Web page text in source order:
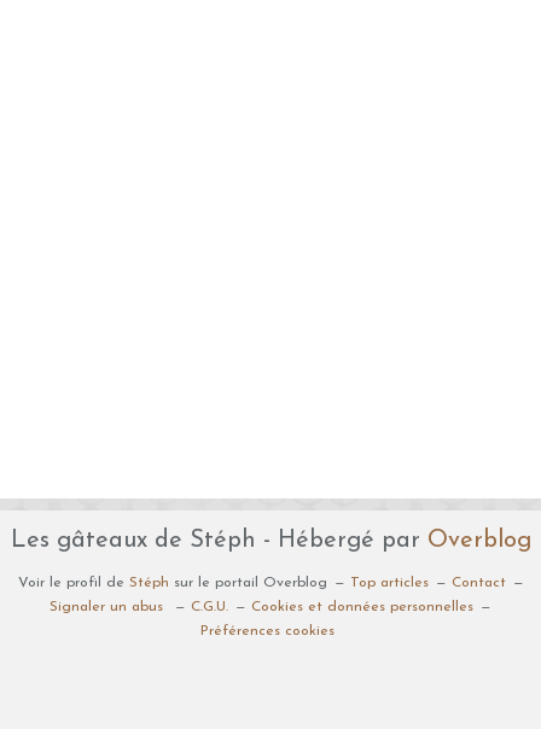
Les gâteaux de Stéph - Hébergé par Overblog
Voir le profil de Stéph sur le portail Overblog Top articles
Contact
Signaler un abus
C.G.U.
Cookies et données personnelles
Préférences cookies